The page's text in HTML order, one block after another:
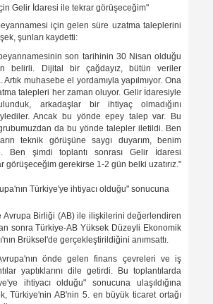
Gelir İdaresi ile tekrar görüşeceğim"
için gelen süre uzatma taleplerini
şunları kaydetti:
son tarihinin 30 Nisan olduğu
belirli. Dijital bir çağdayız, bütün veriler
muhasebe el yordamıyla yapılmıyor. Ona
talepleri her zaman oluyor. Gelir İdaresiyle
arkadaşlar bir ihtiyaç olmadığını
Ancak bu yönde epey talep var. Bu
da bu yönde talepler iletildi. Ben
teknik görüşüne saygı duyarım, benim
Ben şimdi toplantı sonrası Gelir İdaresi
görüşeceğim gerekirse 1-2 gün belki uzatırız."
Türkiye'ye ihtiyacı olduğu" sonucuna
Avrupa Birliği (AB) ile ilişkilerini değerlendiren
sonra Türkiye-AB Yüksek Düzeyli Ekonomik
Brüksel'de gerçekleştirildiğini anımsattı.
önde gelen finans çevreleri ve iş
yaptıklarını dile getirdi. Bu toplantılarda
ihtiyacı olduğu" sonucuna ulaşıldığına
Türkiye'nin AB'nin 5. en büyük ticaret ortağı